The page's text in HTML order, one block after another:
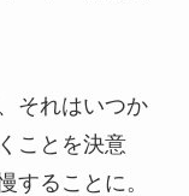
それはいつか
ことを決意
することに。